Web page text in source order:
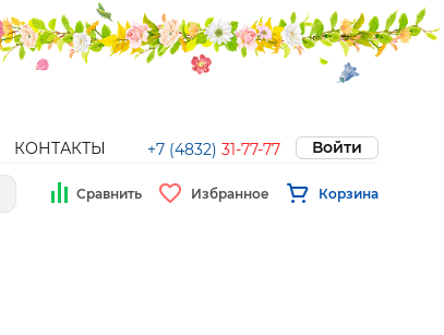
КОНТАКТЫ +7 (4832) 31-77-77 Войти
Сравнить Избранное Корзина